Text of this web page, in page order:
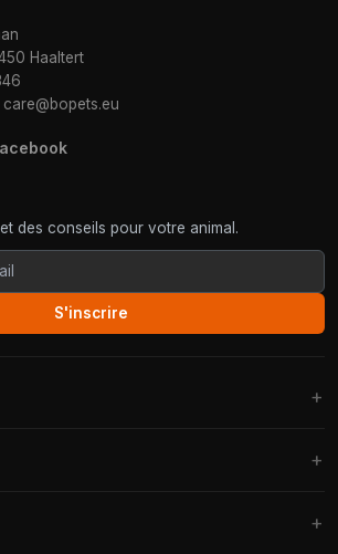
Haaltert
care@bopets.eu
des conseils pour votre animal.
S'inscrire